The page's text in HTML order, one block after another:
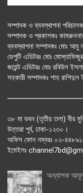
সম্পাদক ও ব্যবস্থাপনা
সম্পাদক ও প্রকাশকঃ
ব্যবস্থাপনা সম্পাদকঃ মোঃ আবু
ডেপুটি এডিটরঃ মোঃ
জয়েন্ট এডিটরঃ মোঃ রবিউল
সহকারী সম্পাদকঃ শাহ রাশিদুল
৩৮ মা ভবন (তৃতীয় তলা) বীর
উত্তরা পূর্ব, ঢাকা-১২৩০।
অফিস ফোন নম্বরঃ ০২-
ইমেইলঃ
অধ্যাপক